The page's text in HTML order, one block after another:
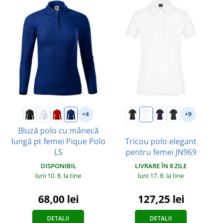
+4
Bluză polo cu mânecă
lungă pt femei Pique Polo
LS
DISPONIBIL
luni 10. 8. la tine
68,00 lei
DETALII
+9
Tricou polo elegant
pentru femei JN969
LIVRARE ÎN 8 ZILE
luni 17. 8. la tine
127,25 lei
DETALII